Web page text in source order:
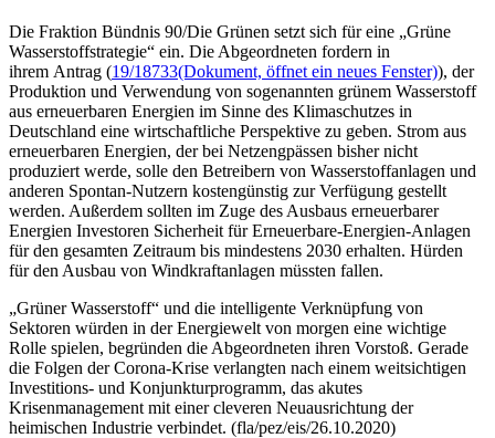
Die Fraktion Bündnis 90/Die Grünen setzt sich für eine „Grüne
Wasserstoffstrategie“ ein. Die Abgeordneten fordern in
ihrem Antrag (19/18733(Dokument, öffnet ein neues Fenster)), der
Produktion und Verwendung von sogenannten grünem Wasserstoff
aus erneuerbaren Energien im Sinne des Klimaschutzes in
Deutschland eine wirtschaftliche Perspektive zu geben. Strom aus
erneuerbaren Energien, der bei Netzengpässen bisher nicht
produziert werde, solle den Betreibern von Wasserstoffanlagen und
anderen Spontan-Nutzern kostengünstig zur Verfügung gestellt
werden. Außerdem sollten im Zuge des Ausbaus erneuerbarer
Energien Investoren Sicherheit für Erneuerbare-Energien-Anlagen
für den gesamten Zeitraum bis mindestens 2030 erhalten. Hürden
für den Ausbau von Windkraftanlagen müssten fallen.
„Grüner Wasserstoff“ und die intelligente Verknüpfung von
Sektoren würden in der Energiewelt von morgen eine wichtige
Rolle spielen, begründen die Abgeordneten ihren Vorstoß. Gerade
die Folgen der Corona-Krise verlangten nach einem weitsichtigen
Investitions- und Konjunkturprogramm, das akutes
Krisenmanagement mit einer cleveren Neuausrichtung der
heimischen Industrie verbindet. (fla/pez/eis/26.10.2020)